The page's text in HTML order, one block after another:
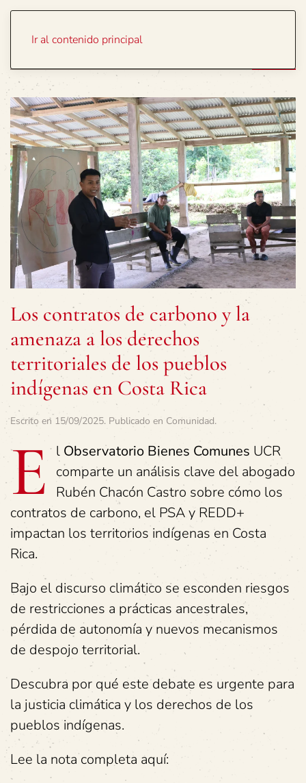
Ir al contenido principal
Los contratos de carbono y la
amenaza a los derechos
territoriales de los pueblos
indígenas en Costa Rica
Escrito en 15/09/2025. Publicado en Comunidad.
E l Observatorio Bienes Comunes UCR
comparte un análisis clave del abogado
Rubén Chacón Castro sobre cómo los
contratos de carbono, el PSA y REDD+
impactan los territorios indígenas en Costa
Rica.
Bajo el discurso climático se esconden riesgos
de restricciones a prácticas ancestrales,
pérdida de autonomía y nuevos mecanismos
de despojo territorial.
Descubra por qué este debate es urgente para
la justicia climática y los derechos de los
pueblos indígenas.
Lee la nota completa aquí: